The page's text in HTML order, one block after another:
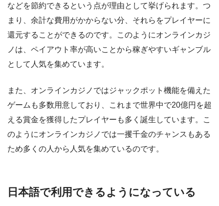
などを節約できるという点が理由として挙げられます。つ
まり、余計な費用がかからない分、それらをプレイヤーに
還元することができるのです。このようにオンラインカジ
ノは、ペイアウト率が高いことから稼ぎやすいギャンブル
として人気を集めています。
また、オンラインカジノではジャックポット機能を備えた
ゲームも多数用意しており、これまで世界中で20億円を超
える賞金を獲得したプレイヤーも多く誕生しています。こ
のようにオンラインカジノでは一攫千金のチャンスもある
ため多くの人から人気を集めているのです。
日本語で利用できるようになっている